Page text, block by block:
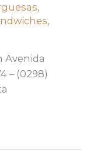
,
,
Avenida
– (0298)